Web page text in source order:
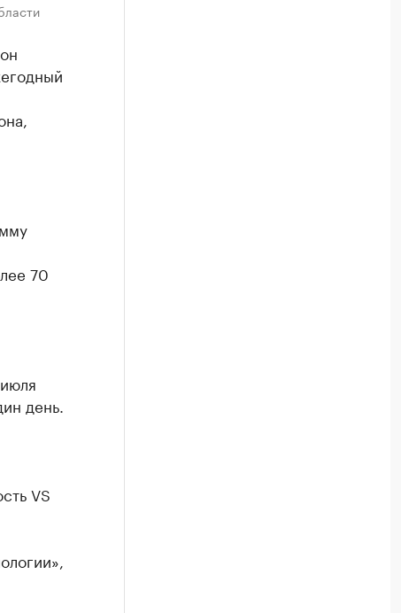
70
день.
VS